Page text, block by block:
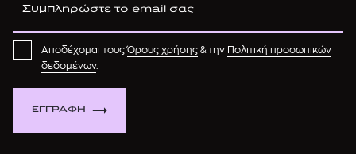
ΕΓΓΡΑΦΗ
Αποδέχομαι τουςΌρους χρήσης & την Πολιτική προσωπικών
δεδομένων.